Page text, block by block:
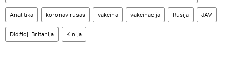
Analitika koronavirusas vakcina vakcinacija Rusija JAV
Didžioji Britanija Kinija